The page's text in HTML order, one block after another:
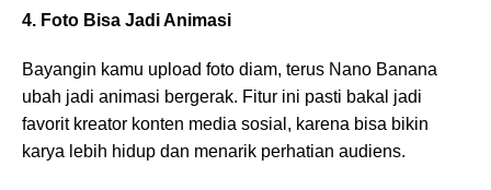
4. Foto Bisa Jadi Animasi
Bayangin kamu upload foto diam, terus Nano Banana
ubah jadi animasi bergerak. Fitur ini pasti bakal jadi
favorit kreator konten media sosial, karena bisa bikin
karya lebih hidup dan menarik perhatian audiens.